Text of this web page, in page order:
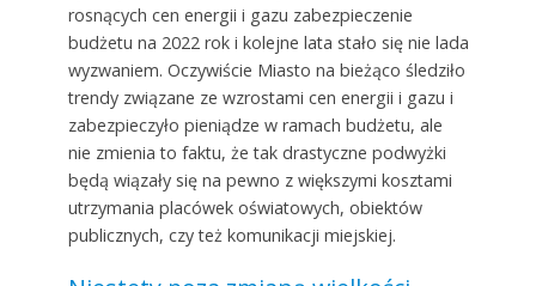
rosnących cen energii i gazu zabezpieczenie
budżetu na 2022 rok i kolejne lata stało się nie lada
wyzwaniem. Oczywiście Miasto na bieżąco śledziło
trendy związane ze wzrostami cen energii i gazu i
zabezpieczyło pieniądze w ramach budżetu, ale
nie zmienia to faktu, że tak drastyczne podwyżki
będą wiązały się na pewno z większymi kosztami
utrzymania placówek oświatowych, obiektów
publicznych, czy też komunikacji miejskiej.